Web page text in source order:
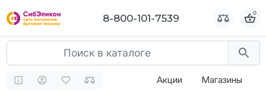
8-800-101-7539 0
Акции Магазины
8-800-101-7539 0